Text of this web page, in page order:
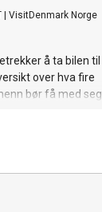
VisitDenmark Norge
å ta bilen til
over hva fire
bør få med seg